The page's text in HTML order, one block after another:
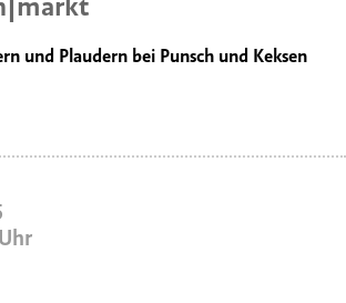
und Plaudern bei Punsch und Keksen
Uhr